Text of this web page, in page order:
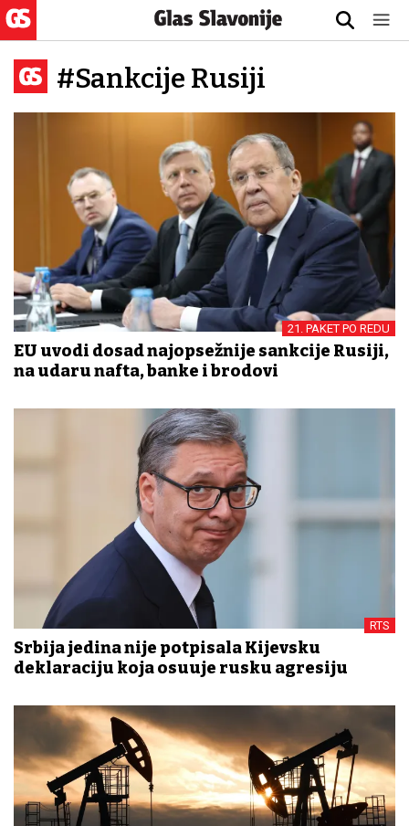
#Sankcije Rusiji
21. PAKET PO REDU
EU uvodi dosad najopsežnije sankcije Rusiji,
na udaru nafta, banke i brodovi
RTS
Srbija jedina nije potpisala Kijevsku
deklaraciju koja osuđuje rusku agresiju